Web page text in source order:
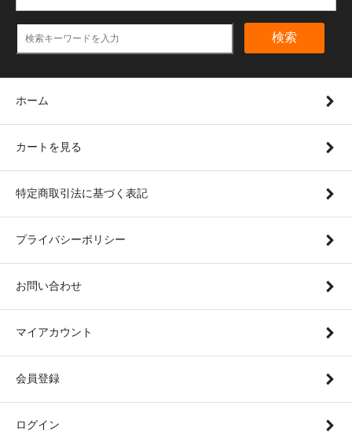
検索
ホーム
カートを見る
特定商取引法に基づく表記
プライバシーポリシー
お問い合わせ
マイアカウント
会員登録
ログイン